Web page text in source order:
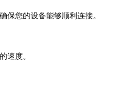
保您的设备能够顺利连接。
速度。